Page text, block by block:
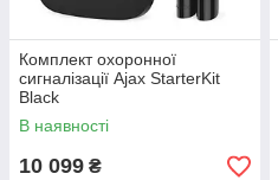
Комплект охоронної
сигналізації Ajax StarterKit
Black
(20287.56.bl1/25456.56.BL1)
В наявності
10 099 ₴